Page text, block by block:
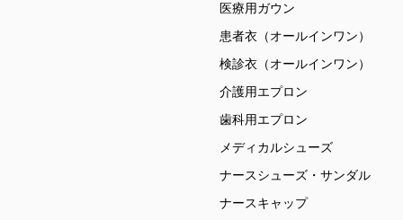
医療用ガウン
患者衣（オールインワン）
検診衣（オールインワン）
介護用エプロン
歯科用エプロン
メディカルシューズ
ナースシューズ・サンダル
ナースキャップ